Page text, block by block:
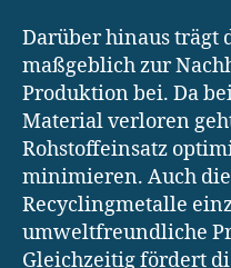
Darüber hinaus trägt
maßgeblich zur
Produktion bei. Da
Material verloren
Rohstoffeinsatz
minimieren. Auch
Recyclingmetalle
umweltfreundliche
Gleichzeitig fördert